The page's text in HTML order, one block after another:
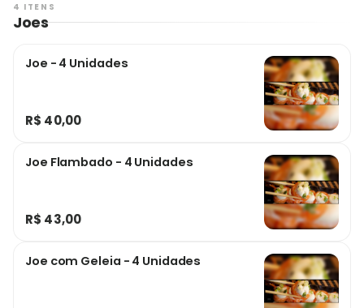
4 ITENS
Joes
Joe - 4 Unidades
R$ 40,00
Joe Flambado - 4 Unidades
R$ 43,00
Joe com Geleia - 4 Unidades